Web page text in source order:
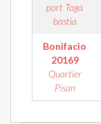
port Toga
bastia
Bonifacio
20169
Quartier
Pisan